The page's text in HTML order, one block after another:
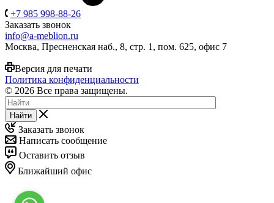
+7 985 998-88-26
Заказать звонок
info@a-meblion.ru
Москва, Пресненская наб., 8, стр. 1, пом. 625, офис 7
Версия для печати
Политика конфиденциальности
© 2026 Все права защищены.
Найти
Заказать звонок
Написать сообщение
Оставить отзыв
Ближайший офис